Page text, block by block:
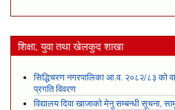
शिक्षा, युवा तथा खेलकुद शाखा
सिद्धिचरण नगरपालिका आ.व. २०८२/८३ को
प्रगति विवरण
विद्यालय दिवा खाजाको मेनु सम्बन्धी सूचना,